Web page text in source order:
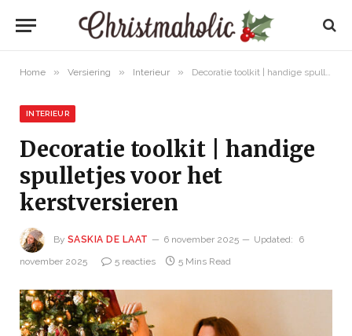
Home » Versiering » Interieur » Decoratie toolkit | handige spulletjes voor het kerstversieren
INTERIEUR
Decoratie toolkit | handige
spulletjes voor het
kerstversieren
By SASKIA DE LAAT 6 november 2025 Updated:
6
november 2025
5 reacties 5 Mins Read